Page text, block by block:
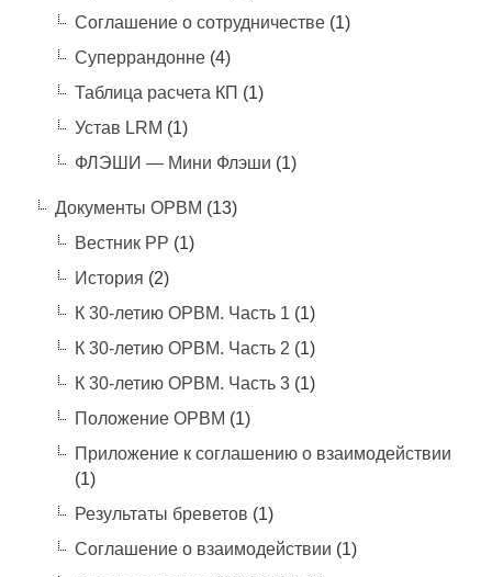
Соглашение о сотрудничестве(1)
Суперрандонне(4)
Таблица расчета КП (1)
Устав LRM (1)
ФЛЭШИ — Мини Флэши (1)
Документы ОРВМ (13)
Вестник РР (1)
История (2)
К 30-летию ОРВМ. Часть 1 (1)
К 30-летию ОРВМ. Часть 2 (1)
К 30-летию ОРВМ. Часть 3(1)
Положение ОРВМ (1)
Приложение к соглашению о взаимодействии
(1)
Результаты бреветов (1)
Соглашение о взаимодействии (1)